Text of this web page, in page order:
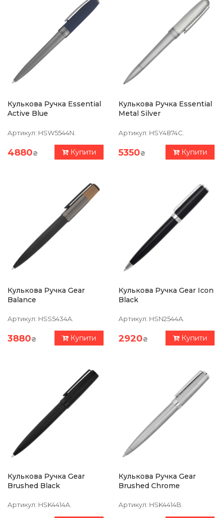
Кулькова Ручка Essential
Active Blue
Артикул: HSW5544N.
4880₴ Купити
Кулькова Ручка Essential
Metal Silver
Артикул: HSY4874C.
5350₴ Купити
Кулькова Ручка Gear
Balance
Артикул: HSS5434A.
3880₴ Купити
Кулькова Ручка Gear Icon
Black
Артикул: HSN2544A.
2920₴ Купити
Кулькова Ручка Gear
Brushed Black
Артикул: HSK4414A.
Кулькова Ручка Gear
Brushed Chrome
Артикул: HSK4414B.